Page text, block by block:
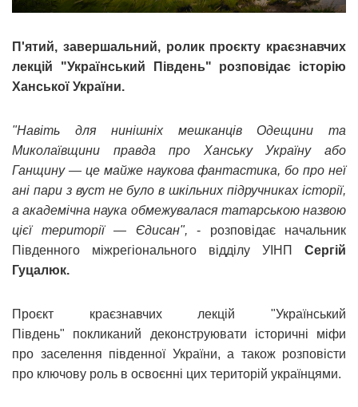
П'ятий, завершальний, ролик проєкту краєзнавчих
лекцій "Український Південь" розповідає історію
Ханської України.
"Навіть для нинішніх мешканців Одещини та
Миколаївщини правда про Ханську Україну або
Ганщину — це майже наукова фантастика, бо про неї
ані пари з вуст не було в шкільних підручниках історії,
а академічна наука обмежувалася татарською назвою
цієї території — Єдисан", - розповідає начальник
Південного міжрегіонального відділу УІНП Сергій
Гуцалюк.
Проєкт краєзнавчих лекцій "Український
Південь" покликаний деконструювати історичні міфи
про заселення південної України, а також розповісти
про ключову роль в освоєнні цих територій українцями.